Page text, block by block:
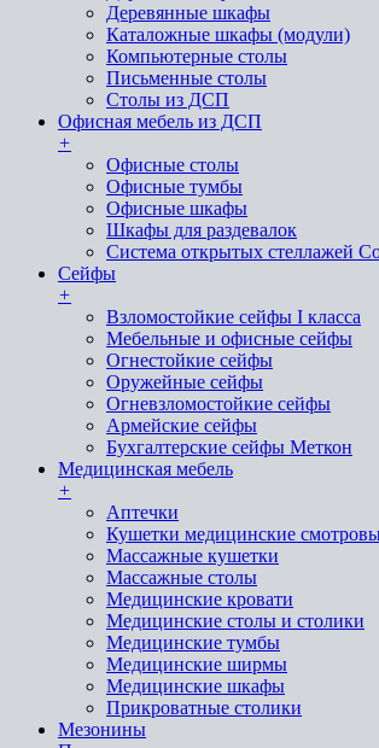
Деревянные шкафы
Каталожные шкафы (модули)
Компьютерные столы
Письменные столы
Столы из ДСП
Офисная мебель из ДСП
+
Офисные столы
Офисные тумбы
Офисные шкафы
Шкафы для раздевалок
Система открытых стеллажей
Сейфы
+
Взломостойкие сейфы I класса
Мебельные и офисные сейфы
Огнестойкие сейфы
Оружейные сейфы
Огневзломостойкие сейфы
Армейские сейфы
Бухгалтерские сейфы Меткон
Медицинская мебель
+
Аптечки
Кушетки медицинские
Массажные кушетки
Массажные столы
Медицинские кровати
Медицинские столы и столики
Медицинские тумбы
Медицинские ширмы
Медицинские шкафы
Прикроватные столики
Мезонины